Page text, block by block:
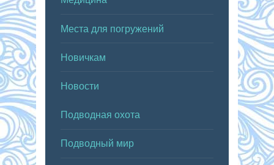
Места для погружений
Новичкам
Новости
Подводная охота
Подводный мир